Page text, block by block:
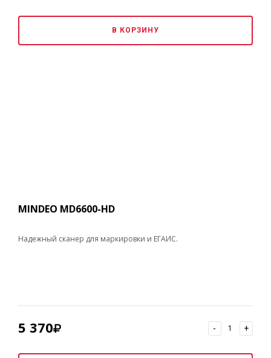
В КОРЗИНУ
MINDEO MD6600-HD
Надежный сканер для маркировки и ЕГАИС.
5 370 - +